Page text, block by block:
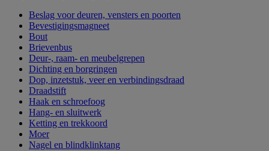
Beslag voor deuren, vensters en poorten
Bevestigingsmagneet
Bout
Brievenbus
Deur-, raam- en meubelgrepen
Dichting en borgringen
Dop, inzetstuk, veer en verbindingsdraad
Draadstift
Haak en schroefoog
Hang- en sluitwerk
Ketting en trekkoord
Moer
Nagel en blindklinktang